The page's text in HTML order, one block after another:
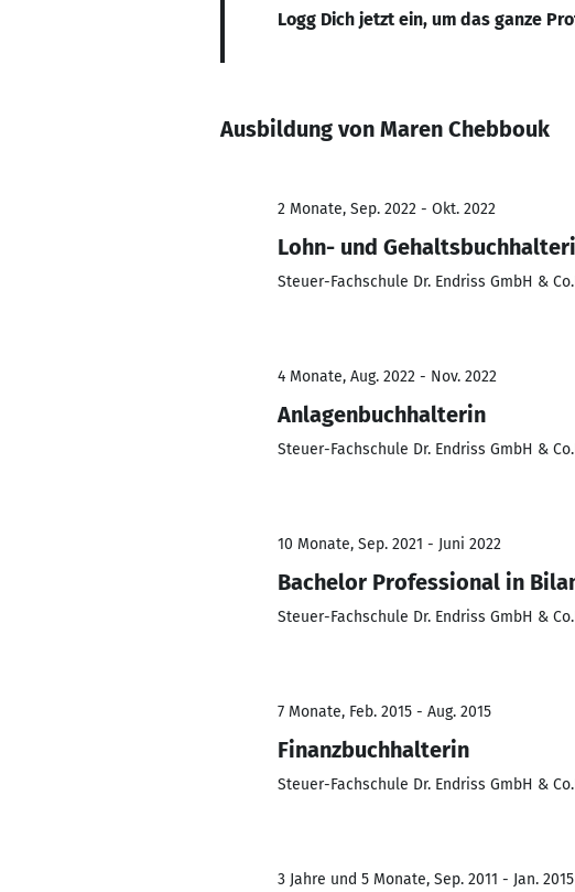
Logg Dich jetzt ein, um das ganze
Ausbildung von Maren Chebbouk
2 Monate, Sep. 2022 - Okt. 2022
Lohn- und
Steuer-Fachschule Dr. Endriss GmbH &
4 Monate, Aug. 2022 - Nov. 2022
Anlagenbuchhalterin
Steuer-Fachschule Dr. Endriss GmbH &
10 Monate, Sep. 2021 - Juni 2022
Bachelor Professional in
Steuer-Fachschule Dr. Endriss GmbH &
7 Monate, Feb. 2015 - Aug. 2015
Finanzbuchhalterin
Steuer-Fachschule Dr. Endriss GmbH &
3 Jahre und 5 Monate, Sep. 2011 - Jan. 2015